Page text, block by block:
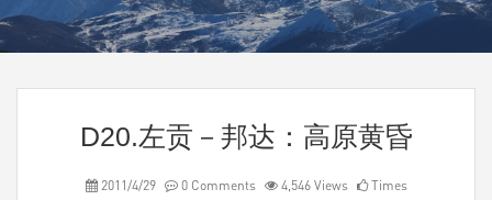
D20.左贡－邦达：高原黄昏
2011/4/29 0 Comments 4,546 Views Times